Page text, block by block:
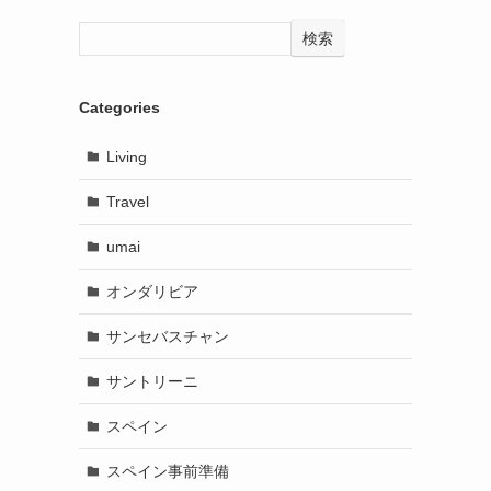
検索
Categories
Living
Travel
umai
オンダリビア
サンセバスチャン
サントリーニ
スペイン
スペイン事前準備